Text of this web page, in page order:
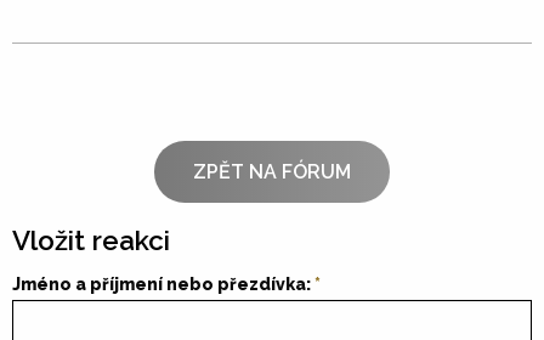
ZPĚT NA FÓRUM
Vložit reakci
Jméno a příjmení nebo přezdívka: